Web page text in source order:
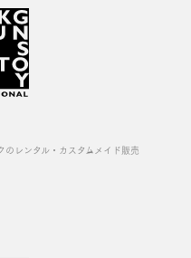
のレンタル・カスタムメイド販売